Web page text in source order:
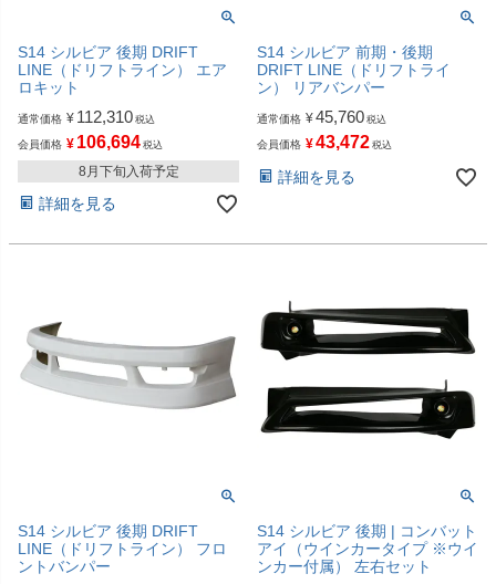
S14 シルビア 後期 DRIFT
LINE（ドリフトライン） エア
ロキット
通常価格 ¥ 112,310 税込
会員価格 ¥ 106,694 税込
8月下旬入荷予定
詳細を見る
S14 シルビア 前期・後期
DRIFT LINE（ドリフトライ
ン） リアバンパー
通常価格 ¥45,760 税込
会員価格 ¥43,472 税込
詳細を見る
S14 シルビア 後期 DRIFT
LINE（ドリフトライン） フロ
ントバンパー
S14 シルビア 後期 | コンバット
アイ（ウインカータイプ ※ウイ
ンカー付属） 左右セット